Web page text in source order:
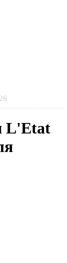
L'Etat